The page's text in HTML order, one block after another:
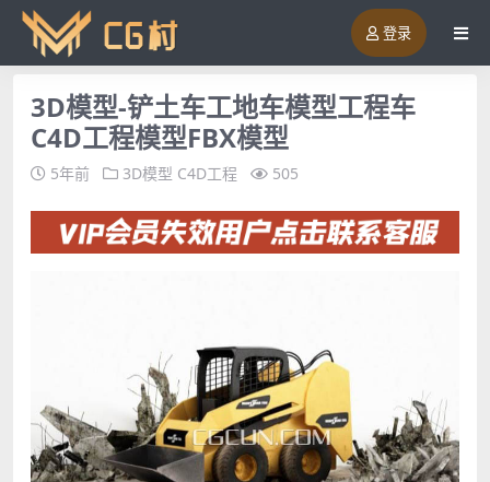
登录
3D模型-铲土车工地车模型工程车
C4D工程模型FBX模型
5年前 3D模型 C4D工程 505